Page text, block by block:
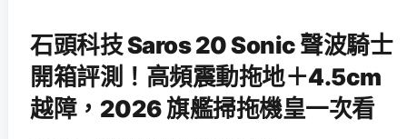
石頭科技 Saros 20 Sonic 聲波騎士
開箱評測！高頻震動拖地＋4.5cm
越障，2026 旗艦掃拖機皇一次看